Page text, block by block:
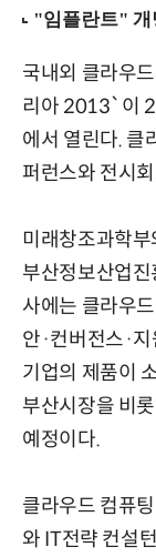
국내외 클라우
리아 2013`이
에서 열린다. 클
퍼런스와 전시
미래창조과학
부산정보산업
사에는 클라우
안·컨버전스·
기업의 제품이
부산시장을 비
예정이다.
클라우드 컴퓨
와 IT전략 컨설